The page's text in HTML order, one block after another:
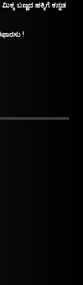
ಬಣ್ಣದ ಹಕ್ಕಿಗೆ ಕನ್ನಡ
!